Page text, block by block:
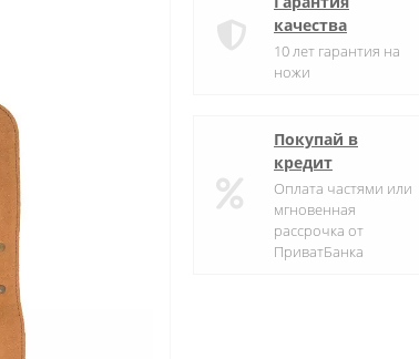
качества
10 лет гарантия на
ножи
Покупай в
кредит
Оплата частями или
мгновенная
рассрочка от
ПриватБанка